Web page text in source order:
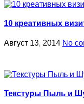
10 креативных
Август 13, 2014 No
Текстуры Пыль и